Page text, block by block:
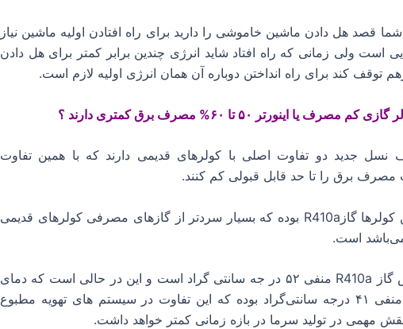
قصد هل دادن ماشین خاموشی را دارید برای راه افتادن اولیه ماشین نیاز
است ولی زمانی که راه افتاد شاید انرژی چندین برابر کمتر برای هل دادن
توقف کند برای راه انداختن دوباره آن همان انرژی اولیه لازم است.
یا اینورتر ۵۰ تا ۶۰% مصرف برق کمتری دارند ؟
جدید دو تفاوت اصلی با کولرهای قدیمی دارند که با همین تفاوت
مصرف برق را تا حد قابل قبولی کم کنند.
گاز مصرفی در این کولرها گازR410a بوده که بسیار سردتر از گازهای مصرفی کولرهای قدیمی
دلیل: دمای جوشش گاز R410a منفی ۵۲ در جه سانتی گراد است و این در حالی است که دمای
جوشش گاز R22 منفی ۴۱ درجه سانتی‌گراد بوده که این تفاوت در سیستم های تهویه مطبوع
مهمی در تولید سرما در بازه زمانی کمتر خواهد داشت.